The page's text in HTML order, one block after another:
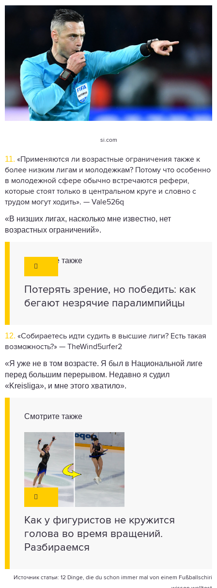
si.com
11. «Применяются ли возрастные ограничения также к
более низким лигам и молодежкам? Потому что особенно
в молодежной сфере обычно встречаются рефери,
которые стоят только в центральном круге и словно с
трудом могут ходить». — Vale526q
«В низших лигах, насколько мне известно, нет
возрастных ограничений».
Смотрите также
Потерять зрение, но победить: как
бегают незрячие паралимпийцы
12. «Собираетесь идти судить в высшие лиги? Есть такая
возможность?» — TheWind5urfer2
«Я уже не в том возрасте. Я был в Национальной лиге
перед большим перерывом. Недавно я судил
«Kreisliga», и мне этого хватило».
Смотрите также
Как у фигуристов не кружится
голова во время вращений.
Разбираемся
Источник статьи: 12 Dinge, die du schon immer mal von einem Fußballschiri